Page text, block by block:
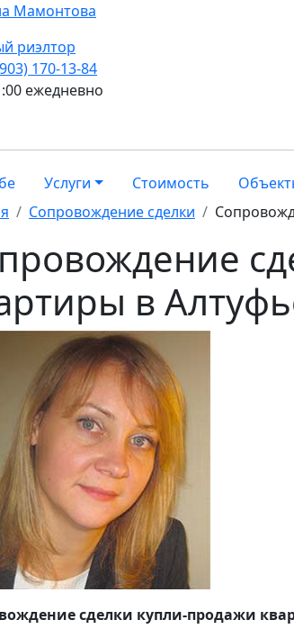
Мамонтова
риэлтор
170-13-84
ежедневно
Услуги Стоимость
Сопровождение сделки
в
сделки купли-продажи